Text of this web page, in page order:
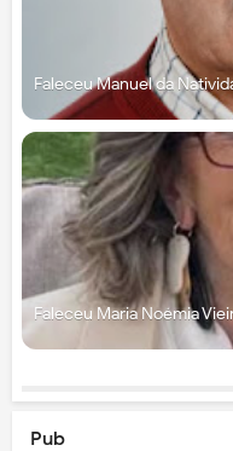
Faleceu Manuel da
Faleceu Maria Noémia
Pub